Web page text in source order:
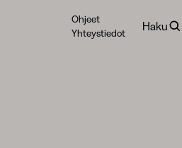
Ohjeet
Yhteystiedot
Haku